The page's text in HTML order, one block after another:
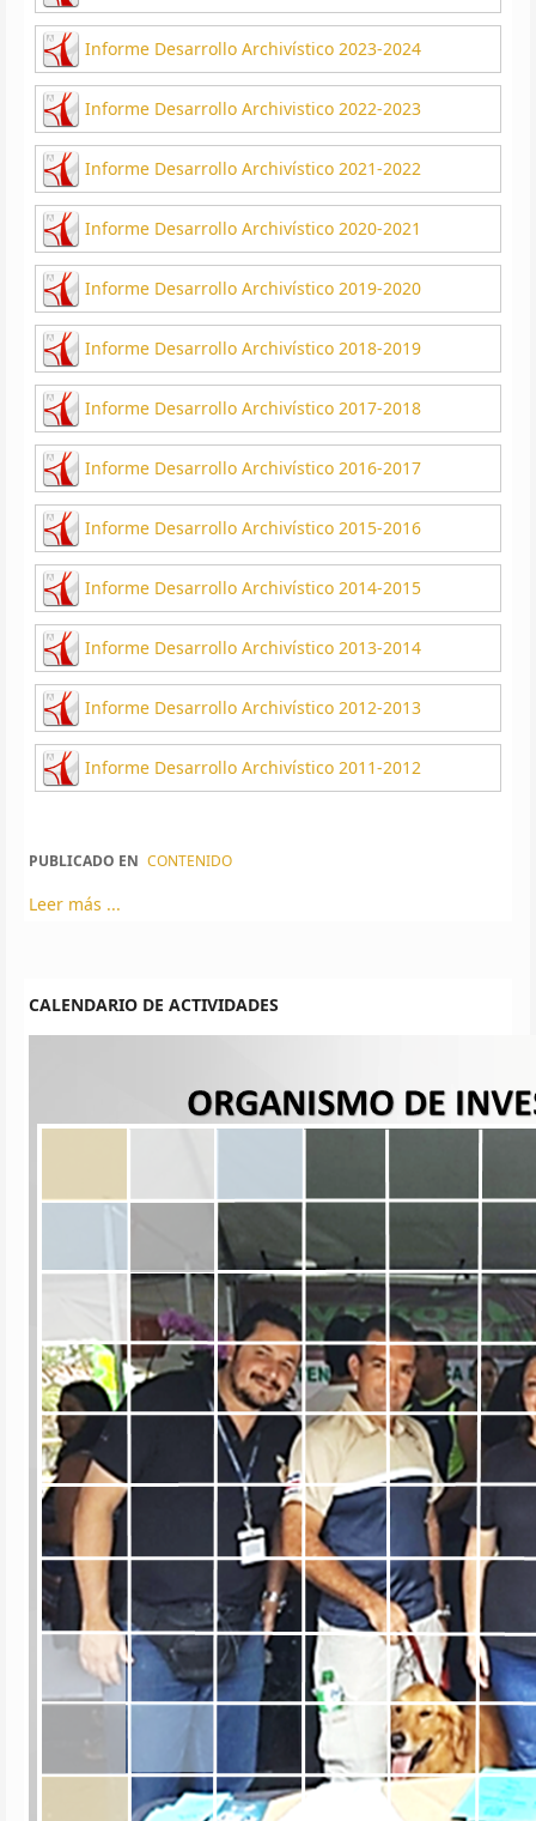
Informe Desarrollo Archivístico 2023-2024
Informe Desarrollo Archivistico 2022-2023
Informe Desarrollo Archivístico 2021-2022
Informe Desarrollo Archivístico 2020-2021
Informe Desarrollo Archivístico 2019-2020
Informe Desarrollo Archivístico 2018-2019
Informe Desarrollo Archivístico 2017-2018
Informe Desarrollo Archivístico 2016-2017
Informe Desarrollo Archivístico 2015-2016
Informe Desarrollo Archivístico 2014-2015
Informe Desarrollo Archivístico 2013-2014
Informe Desarrollo Archivístico 2012-2013
Informe Desarrollo Archivístico 2011-2012
PUBLICADO EN CONTENIDO
Leer más ...
CALENDARIO DE ACTIVIDADES